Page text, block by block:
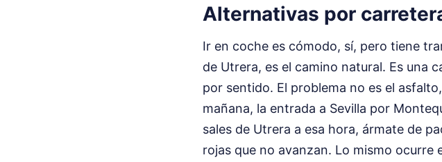
Alternativas por
Ir en coche es cómodo, sí, pero tiene
de Utrera, es el camino natural. Es una
por sentido. El problema no es el
mañana, la entrada a Sevilla por
sales de Utrera a esa hora, ármate de
rojas que no avanzan. Lo mismo